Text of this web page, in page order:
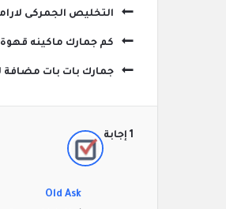
التخليص الجمركى
كم جمارك ماكينه قهوة
جمارك بات بات مضافة
‫1 إجابة
Old Ask